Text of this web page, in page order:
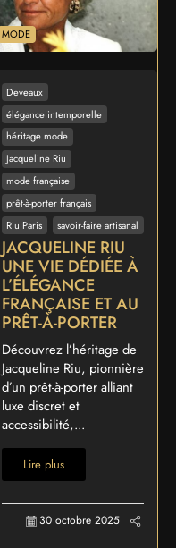
MODE
Deveaux
élégance intemporelle
héritage mode
Jacqueline Riu
mode française
prêt-à-porter français
Riu Paris
savoir-faire artisanal
JACQUELINE RIU
UNE VIE DÉDIÉE À
L’ÉLÉGANCE
FRANÇAISE ET AU
PRÊT-À-PORTER
Découvrez l’héritage de
Jacqueline Riu, pionnière
d’un prêt-à-porter alliant
luxe discret et
accessibilité,...
Lire plus
30 octobre 2025